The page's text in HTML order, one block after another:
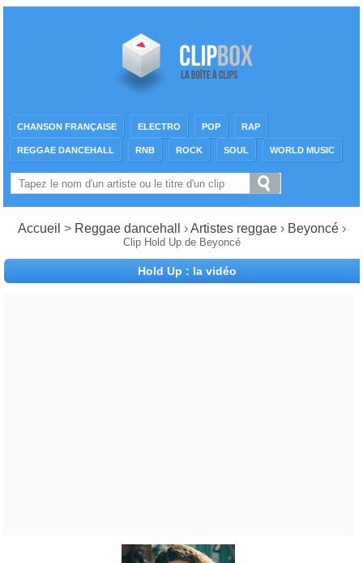
CHANSON FRANÇAISE ELECTRO POP RAP
REGGAE DANCEHALL RNB ROCK SOUL WORLD MUSIC
Accueil > Reggae dancehall ›Artistes reggae› Beyoncé ›
Clip Hold Up de Beyoncé
Hold Up : la vidéo